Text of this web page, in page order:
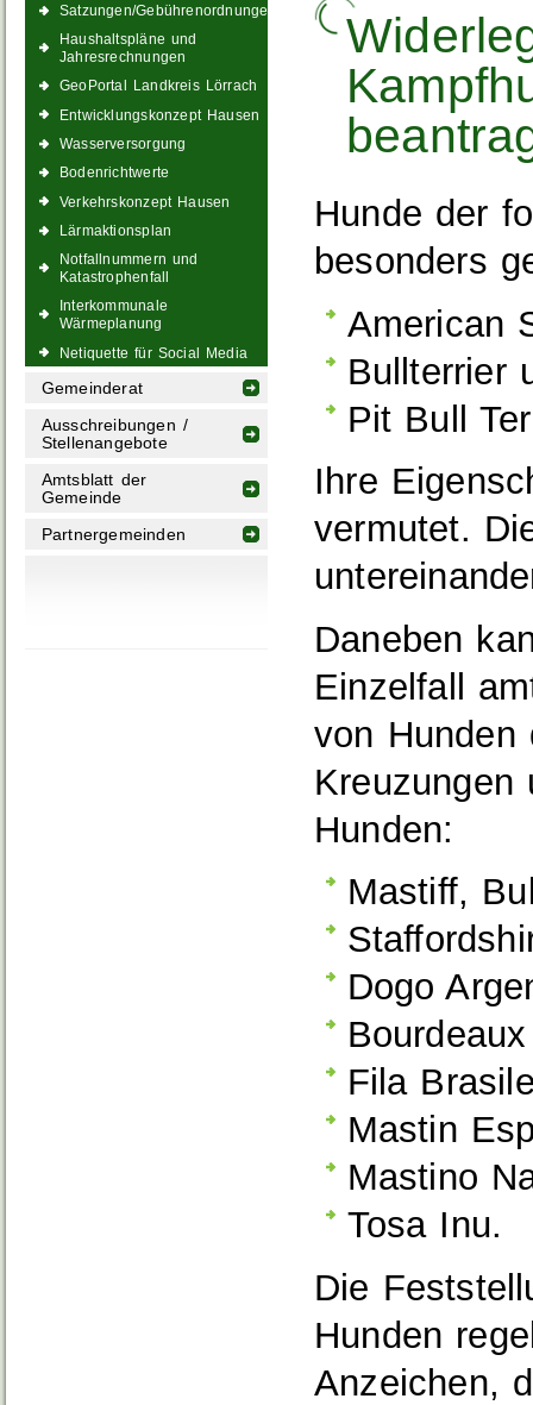
Satzungen/Gebührenordnungen
Haushaltspläne und
Jahresrechnungen
GeoPortal Landkreis Lörrach
Entwicklungskonzept Hausen
Wasserversorgung
Bodenrichtwerte
Verkehrskonzept Hausen
Lärmaktionsplan
Notfallnummern und
Katastrophenfall
Interkommunale
Wärmeplanung
Netiquette für Social Media
Gemeinderat
Ausschreibungen /
Stellenangebote
Amtsblatt der
Gemeinde
Partnergemeinden
Hunde der
besonders
American
Bullterrier
Pit Bull
Ihre
vermutet.
Daneben
Einzelfall
von Hunden
Kreuzungen
Hunden:
Mastiff,
Dogo
Fila
Mastin
Mastino
Tosa Inu.
Die
Hunden
Anzeichen,